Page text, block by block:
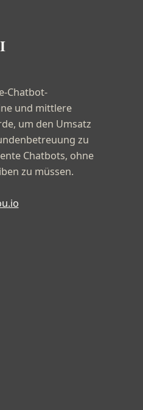
Chatbot-
und mittlere
um den Umsatz
zu
Chatbots, ohne
zu müssen.